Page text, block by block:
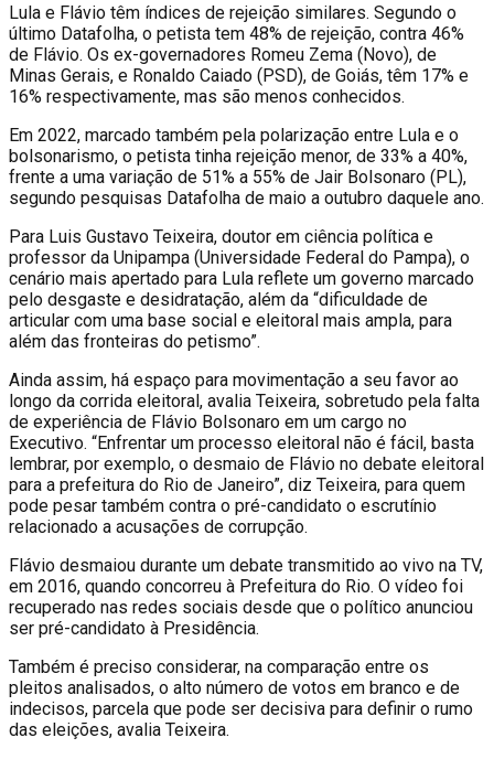
Lula e Flávio têm índices de rejeição similares. Segundo o
último Datafolha, o petista tem 48% de rejeição, contra 46%
de Flávio. Os ex-governadores Romeu Zema (Novo), de
Minas Gerais, e Ronaldo Caiado (PSD), de Goiás, têm 17% e
16% respectivamente, mas são menos conhecidos.
Em 2022, marcado também pela polarização entre Lula e o
bolsonarismo, o petista tinha rejeição menor, de 33% a 40%,
frente a uma variação de 51% a 55% de Jair Bolsonaro (PL),
segundo pesquisas Datafolha de maio a outubro daquele ano.
Para Luis Gustavo Teixeira, doutor em ciência política e
professor da Unipampa (Universidade Federal do Pampa), o
cenário mais apertado para Lula reflete um governo marcado
pelo desgaste e desidratação, além da “dificuldade de
articular com uma base social e eleitoral mais ampla, para
além das fronteiras do petismo”.
Ainda assim, há espaço para movimentação a seu favor ao
longo da corrida eleitoral, avalia Teixeira, sobretudo pela falta
de experiência de Flávio Bolsonaro em um cargo no
Executivo. “Enfrentar um processo eleitoral não é fácil, basta
lembrar, por exemplo, o desmaio de Flávio no debate eleitoral
para a prefeitura do Rio de Janeiro”, diz Teixeira, para quem
pode pesar também contra o pré-candidato o escrutínio
relacionado a acusações de corrupção.
Flávio desmaiou durante um debate transmitido ao vivo na TV,
em 2016, quando concorreu à Prefeitura do Rio. O vídeo foi
recuperado nas redes sociais desde que o político anunciou
ser pré-candidato à Presidência.
Também é preciso considerar, na comparação entre os
pleitos analisados, o alto número de votos em branco e de
indecisos, parcela que pode ser decisiva para definir o rumo
das eleições, avalia Teixeira.